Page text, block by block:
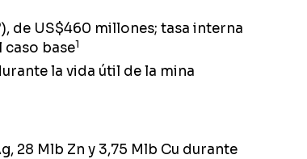
), de US$460 millones; tasa interna
caso base1
la vida útil de la mina
28 Mlb Zn y 3,75 Mlb Cu durante